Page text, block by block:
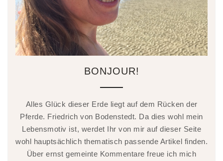
BONJOUR!
Alles Glück dieser Erde liegt auf dem Rücken der
Pferde. Friedrich von Bodenstedt. Da dies wohl mein
Lebensmotiv ist, werdet Ihr von mir auf dieser Seite
wohl hauptsächlich thematisch passende Artikel finden.
Über ernst gemeinte Kommentare freue ich mich